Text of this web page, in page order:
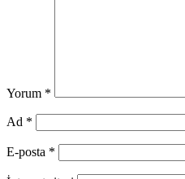
Yorum *
Ad *
E-posta *